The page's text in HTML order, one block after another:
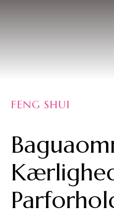
FENG SHUI